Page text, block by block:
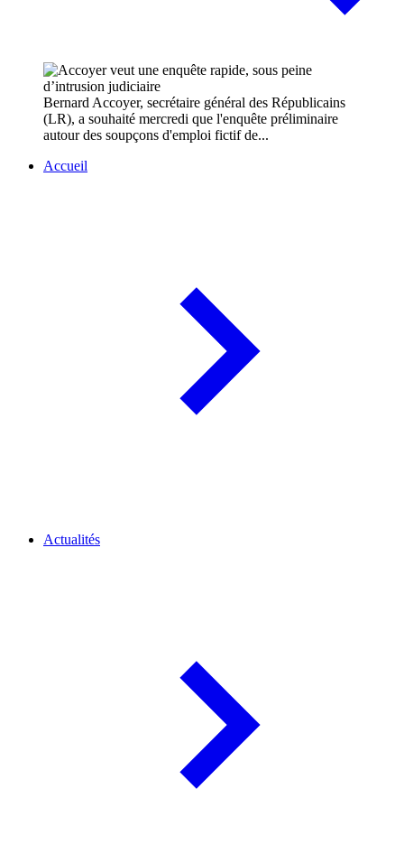
Bernard Accoyer, secrétaire général des Républicains
(LR), a souhaité mercredi que l'enquête préliminaire
autour des soupçons d'emploi fictif de...
Accueil
Actualités